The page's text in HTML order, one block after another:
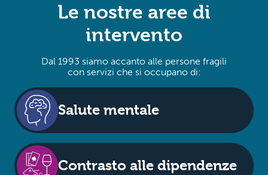
Le nostre aree di
intervento
Dal 1993 siamo accanto alle persone fragili
con servizi che si occupano di:
Salute mentale
Contrasto alle dipendenze